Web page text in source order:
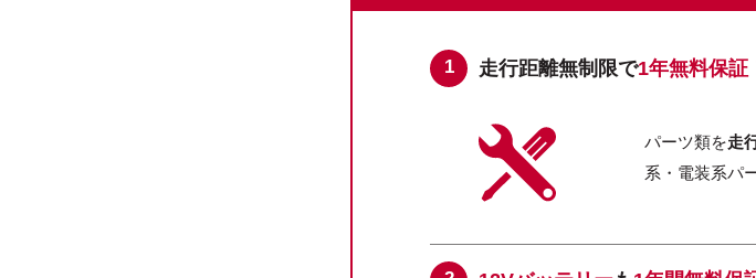
走行距離無制限で1年無料保証
パーツ類を走
系・電装系パ